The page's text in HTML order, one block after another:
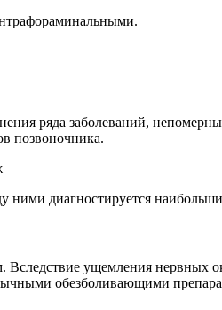
ряда заболеваний,
позвоночника.
ними диагностируется
ущемления нервных
обезболивающими